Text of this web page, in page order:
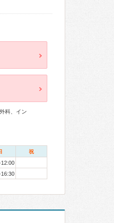
科、イン
祝